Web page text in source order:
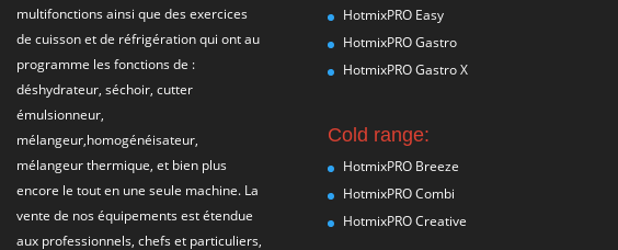
multifonctions ainsi que des exercices
de cuisson et de réfrigération qui ont au
programme les fonctions de :
déshydrateur, séchoir, cutter
émulsionneur,
mélangeur,homogénéisateur,
mélangeur thermique, et bien plus
encore le tout en une seule machine. La
vente de nos équipements est étendue
aux professionnels, chefs et particuliers,
HotmixPRO Easy
HotmixPRO Gastro
HotmixPRO Gastro X
Cold range:
HotmixPRO Breeze
HotmixPRO Combi
HotmixPRO Creative